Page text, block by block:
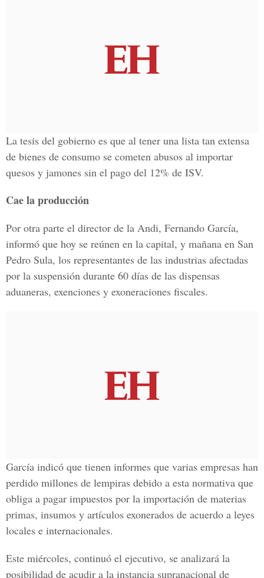
La tesis del gobierno es que al tener una lista tan extensa
de bienes de consumo se cometen abusos al importar
quesos y jamones sin el pago del 12% de ISV.
Cae la producción
Por otra parte el director de la Andi, Fernando García,
informó que hoy se reúnen en la capital, y mañana en San
Pedro Sula, los representantes de las industrias afectadas
por la suspensión durante 60 días de las dispensas
aduaneras, exenciones y exoneraciones fiscales.
García indicó que tienen informes que varias empresas han
perdido millones de lempiras debido a esta normativa que
obliga a pagar impuestos por la importación de materias
primas, insumos y artículos exonerados de acuerdo a leyes
locales e internacionales.
Este miércoles, continuó el ejecutivo, se analizará la
posibilidad de acudir a la instancia supranacional de